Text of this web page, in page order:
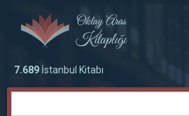
7.689 İstanbul Kitabı